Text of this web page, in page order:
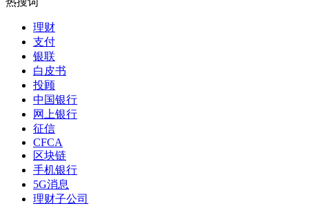
理财
支付
银联
白皮书
投顾
中国银行
网上银行
征信
CFCA
区块链
手机银行
5G消息
理财子公司